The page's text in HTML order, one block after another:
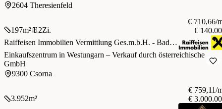
2604 Theresienfeld
197m² 2Zi.
€ 710,66/
€
Raiffeisen Immobilien Vermittlung Ges.m.b.H. - Bad Fischau
Einkaufszentrum in Westungarn – Verkauf durch österreichische
GmbH
9300 Csorna
3.952m²
€ 759,11/
€